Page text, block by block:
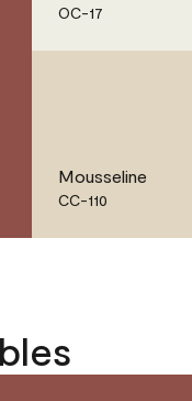
OC-17
Mousseline
CC-110